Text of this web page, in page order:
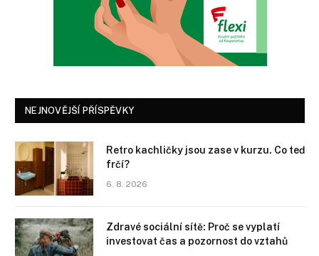
NEJNOVĚJŠÍ PŘÍSPĚVKY
Retro kachličky jsou zase v kurzu. Co teď
frčí?
6. 8. 2026
Zdravé sociální sítě: Proč se vyplatí
investovat čas a pozornost do vztahů